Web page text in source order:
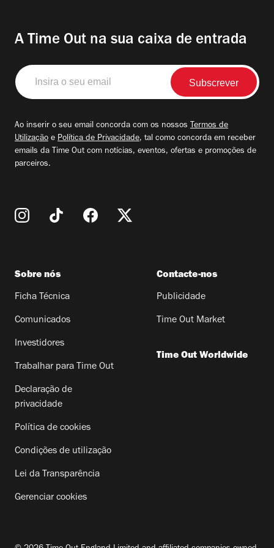
A Time Out na sua caixa de entrada
Insira
o
seu
Ao inserir o seu email concorda com os nossos Termos de
Utilização e Política de Privacidade, tal como concorda em receber
emails da Time Out com notícias, eventos, ofertas e promoções de
parceiros.
Sobre nós
Ficha Técnica
Comunicados
Investidores
Trabalhar para Time Out
Declaração de
privacidade
Política de cookies
Condições de utilização
Lei da Transparência
Gerenciar cookies
Contacte-nos
Publicidade
Time Out Market
Time Out Worldwide